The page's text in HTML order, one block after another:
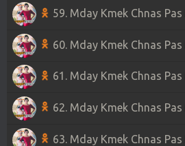
59. Mday Kmek Chnas
60. Mday Kmek Chnas
61. Mday Kmek Chnas
62. Mday Kmek Chnas
63. Mday Kmek Chnas